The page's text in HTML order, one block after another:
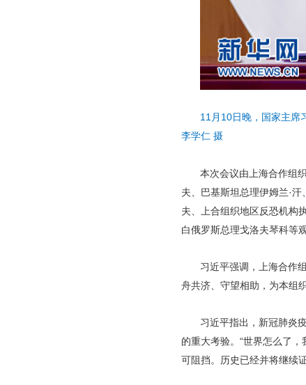
11月10日晚，国家主席
李学仁 摄
本次会议由上海合作组
夫、巴基斯坦总理伊姆兰·
夫、上合组织地区反恐机构
白俄罗斯总理戈洛夫琴科等
习近平强调，上海合作
舟共济、守望相助，为本组
习近平指出，新冠肺炎
的重大考验。“世界怎么了
可阻挡。历史已经并将继续